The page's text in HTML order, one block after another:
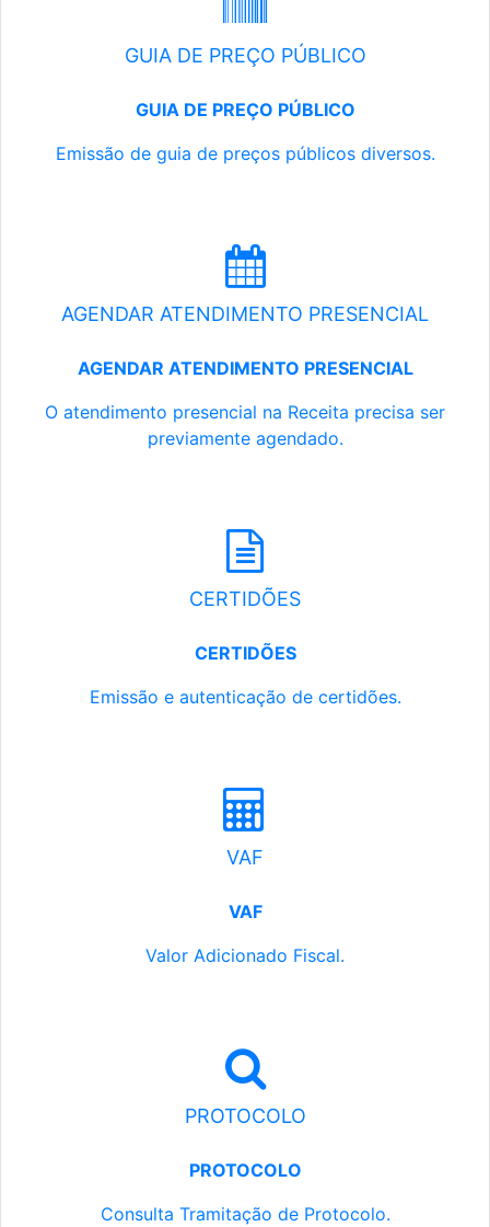
GUIA DE PREÇO PÚBLICO
GUIA DE PREÇO PÚBLICO
Emissão de guia de preços públicos diversos.
AGENDAR ATENDIMENTO PRESENCIAL
AGENDAR ATENDIMENTO PRESENCIAL
O atendimento presencial na Receita precisa ser
previamente agendado.
CERTIDÕES
CERTIDÕES
Emissão e autenticação de certidões.
VAF
VAF
Valor Adicionado Fiscal.
PROTOCOLO
PROTOCOLO
Consulta Tramitação de Protocolo.